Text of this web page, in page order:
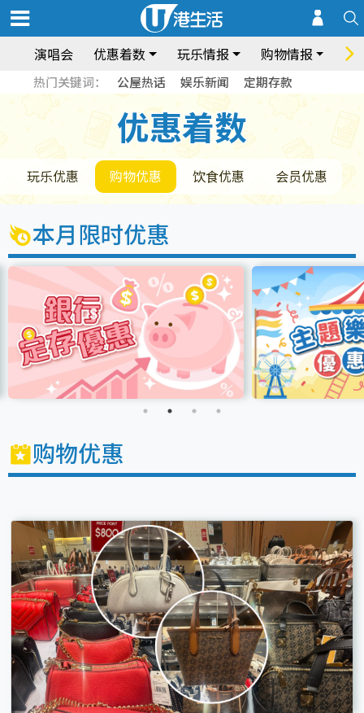
演唱会 优惠着数 玩乐情报 购物情报 饮
热门关键词： 公屋热话 娱乐新闻 定期存款
优惠着数
优惠着数
玩乐优惠 购物优惠 饮食优惠 会员优惠
本月限时优惠
购物优惠